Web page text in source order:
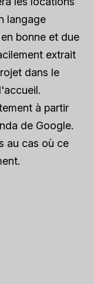
langage
bonne et due
extrait
dans le
à partir
de Google.
au cas où ce